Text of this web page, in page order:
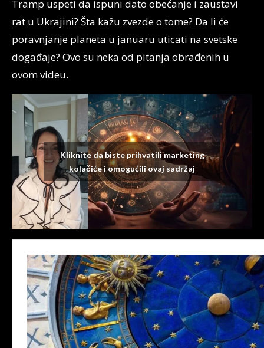
Tramp uspeti da ispuni dato obećanje i zaustavi
rat u Ukrajini? Šta kažu zvezde o tome? Da li će
poravnjanje planeta u januaru uticati na svetske
događaje? Ovo su neka od pitanja obrađenih u
ovom videu.
Kliknite da biste prihvatili marketing
kolačiće i omogućili ovaj sadržaj